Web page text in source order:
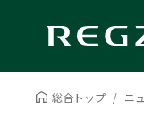
総合トップ ニ